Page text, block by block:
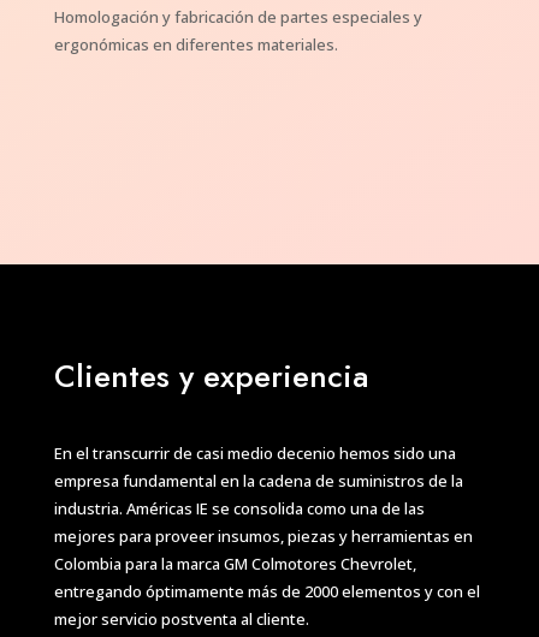
Homologación y fabricación de partes especiales y
ergonómicas en diferentes materiales.
Clientes y experiencia
En el transcurrir de casi medio decenio hemos sido una
empresa fundamental en la cadena de suministros de la
industria. Américas IE se consolida como una de las
mejores para proveer insumos, piezas y herramientas en
Colombia para la marca GM Colmotores Chevrolet,
entregando óptimamente más de 2000 elementos y con el
mejor servicio postventa al cliente.